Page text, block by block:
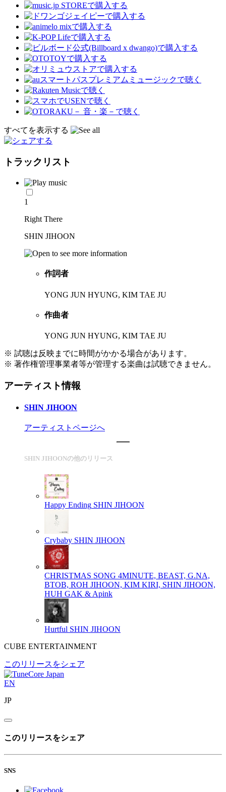
すべてを表示する
トラックリスト
1
Right There
SHIN JIHOON
作詞者
YONG JUN HYUNG, KIM TAE JU
作曲者
YONG JUN HYUNG, KIM TAE JU
※ 試聴は反映までに時間がかかる場合があります。
※ 著作権管理事業者等が管理する楽曲は試聴できません。
アーティスト情報
SHIN JIHOON
アーティストページへ
SHIN JIHOONの他のリリース
Happy Ending SHIN JIHOON
Crybaby SHIN JIHOON
CHRISTMAS SONG 4MINUTE, BEAST, G.NA,
BTOB, ROH JIHOON, KIM KIRI, SHIN JIHOON,
HUH GAK & Apink
Hurtful SHIN JIHOON
CUBE ENTERTAINMENT
このリリースをシェア
EN
JP
このリリースをシェア
SNS